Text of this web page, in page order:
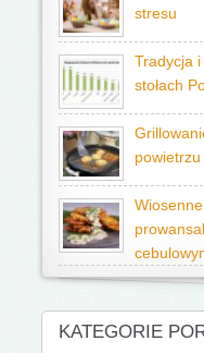
stresu
Tradycja
stołach
powietrzu
KATEGORIE